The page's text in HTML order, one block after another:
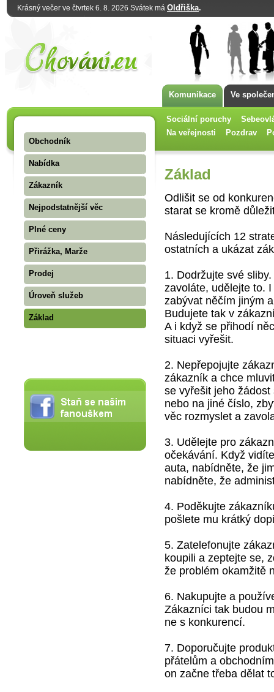
Krásný večer ve čtvrtek 6. 8. 2026 Svátek má Oldřiška.
Komunikace Ve
Sociální poruchy
Na veřejnosti
Pozdrav
Obchodník
Nabídka
Zákazník
Nejpodstatnější věc
Plné ceny
Přirážka, Marže
Prodej
Úroveň služeb
Základ
Základ
Odlišit se od
starat se kromě
Následujících 12
ostatních a ukázat
1. Dodržujte své
zavoláte, udělejte to.
zabývat něčím jiným
Budujete tak v
A i když se přihodí
situaci vyřešit.
2. Nepřepojujte
zákazník a chce
se vyřešit jeho
nebo na jiné číslo,
věc rozmyslet a
3. Udělejte pro
očekávání. Když
auta, nabídněte, že
nabídněte, že
4. Poděkujte
pošlete mu krátký
5. Zatelefonujte
koupili a zeptejte se,
že problém okamžitě
6. Nakupujte a
Zákazníci tak budou
ne s konkurencí.
7. Doporučujte
přátelům a
on začne třeba dělat